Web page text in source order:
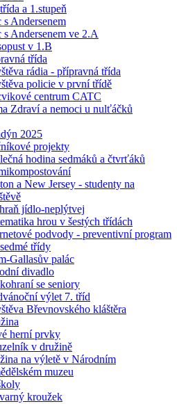
a 1.stupeň
s Andersenem
s Andersenem ve 2.A
v 1.B
třída
rádia - přípravná třída
policie v první třídě
centrum CATC
Zdraví a nemoci u nulťáčků
2025
projekty
hodina sedmáků a čtvrťáků
a New Jersey - studenty na
jídlo-neplýtvej
hrou v šestých třídách
podvody - preventivní program
třídy
Gallasův palác
divadlo
se seniory
výlet 7. tříd
Břevnovského kláštěra
herní prvky
v družině
na výletě v Národním
muzeu
kroužek